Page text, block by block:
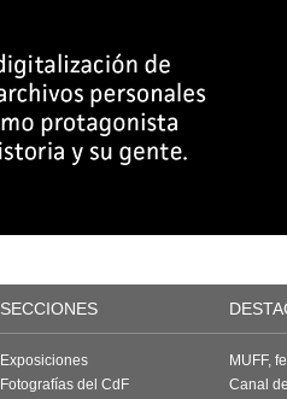
SECCIONES
Exposiciones
Fotografías del CdF
MUFF,
Canal